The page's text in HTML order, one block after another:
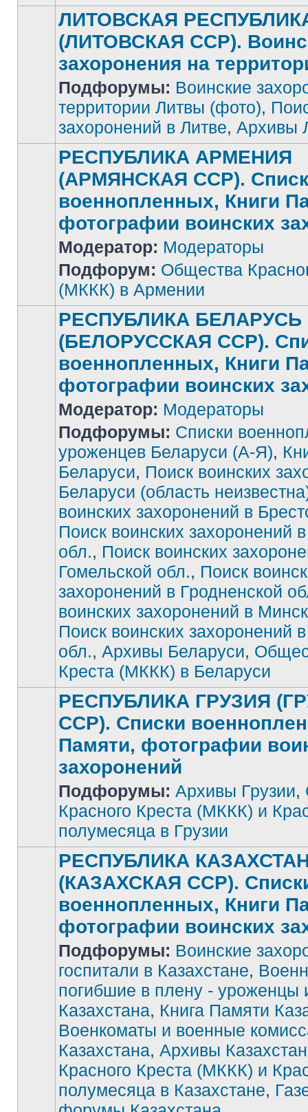
Нет
непрочитанных
ЛИТОВСКАЯ
(ЛИТОВСКАЯ ССР).
захоронения на
Подфорумы: Воинские
территории Литвы (фото),
захоронений в Литве, Архивы
непрочитанных
сообщений
РЕСПУБЛИКА АРМЕНИЯ
(АРМЯНСКАЯ ССР).
военнопленных, Книги
фотографии воинских
Модератор: Модераторы
Подфорум: Общества
(МККК) в Армении
Нет
непрочитанных
РЕСПУБЛИКА БЕЛАРУСЬ
(БЕЛОРУССКАЯ ССР).
военнопленных, Книги
фотографии воинских
Модератор: Модераторы
Подфорумы: Списки
уроженцев Беларуси (А-Я),
Беларуси, Поиск воинских
Беларуси (область
воинских захоронений в
Поиск воинских захоронений
обл., Поиск воинских
Гомельской обл., Поиск
захоронений в Гродненской
воинских захоронений в
Поиск воинских захоронений
обл., Архивы Беларуси,
Креста (МККК) в Беларуси
непрочитанных
сообщений
РЕСПУБЛИКА ГРУЗИЯ
ССР). Списки
Памяти, фотографии
захоронений
Подфорумы: Архивы Грузии,
Красного Креста (МККК) и
полумесяца в Грузии
Нет
непрочитанных
сообщений
РЕСПУБЛИКА
(КАЗАХСКАЯ ССР).
военнопленных, Книги
фотографии воинских
Подфорумы: Воинские
госпитали в Казахстане,
погибшие в плену - уроженцы
Казахстана, Книга Памяти
Военкоматы и военные
Казахстана, Архивы
Красного Креста (МККК) и
полумесяца в Казахстане,